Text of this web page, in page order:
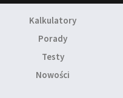
Kalkulatory
Porady
Testy
Nowości